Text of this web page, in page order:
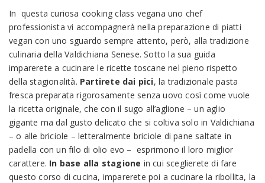
In questa curiosa cooking class vegana uno chef
professionista vi accompagnerà nella preparazione di piatti
vegan con uno sguardo sempre attento, però, alla tradizione
culinaria della Valdichiana Senese. Sotto la sua guida
imparerete a cucinare le ricette toscane nel pieno rispetto
della stagionalità. Partirete dai pici, la tradizionale pasta
fresca preparata rigorosamente senza uovo così come vuole
la ricetta originale, che con il sugo all’aglione – un aglio
gigante ma dal gusto delicato che si coltiva solo in Valdichiana
– o alle briciole – letteralmente briciole di pane saltate in
padella con un filo di olio evo – esprimono il loro miglior
carattere. In base alla stagione in cui sceglierete di fare
questo corso di cucina, imparerete poi a cucinare la ribollita, la